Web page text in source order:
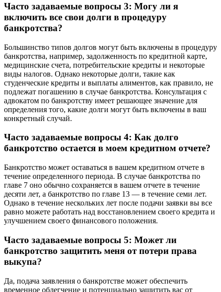
Часто задаваемые вопросы 3: Могу ли я
включить все свои долги в процедуру
банкротства?
Большинство типов долгов могут быть включены в процедуру
банкротства, например, задолженность по кредитной карте,
медицинские счета, потребительские кредиты и некоторые
виды налогов. Однако некоторые долги, такие как
студенческие кредиты и выплаты алиментов, как правило, не
подлежат погашению в случае банкротства. Консультация с
адвокатом по банкротству имеет решающее значение для
определения того, какие долги могут быть включены в ваш
конкретный случай.
Часто задаваемые вопросы 4: Как долго
банкротство остается в моем кредитном отчете?
Банкротство может оставаться в вашем кредитном отчете в
течение определенного периода. В случае банкротства по
главе 7 оно обычно сохраняется в вашем отчете в течение
десяти лет, а банкротство по главе 13 — в течение семи лет.
Однако в течение нескольких лет после подачи заявки вы все
равно можете работать над восстановлением своего кредита и
улучшением своего финансового положения.
Часто задаваемые вопросы 5: Может ли
банкротство защитить меня от потери права
выкупа?
Да, подача заявления о банкротстве может обеспечить
временное облегчение и потенциально защитить вас от